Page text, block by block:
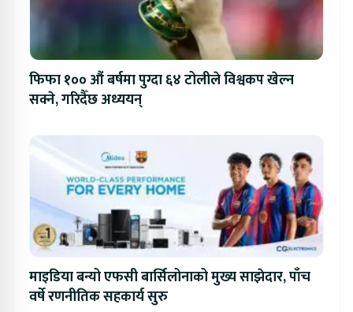
फिफा १०० औं बर्षमा पुग्दा ६४ टोलीले विश्वकप खेल्न
सक्ने, गरिदैँछ अध्ययन्
माइडिया बन्यो एफसी बार्सिलोनाको मुख्य साझेदार, पाँच
वर्षे रणनीतिक सहकार्य सुरु